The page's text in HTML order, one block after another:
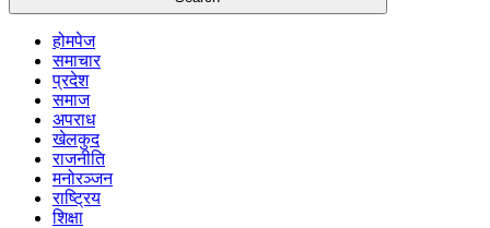
होमपेज
समाचार
प्रदेश
समाज
अपराध
खेलकुद
राजनीति
मनोरञ्जन
राष्ट्रिय
शिक्षा